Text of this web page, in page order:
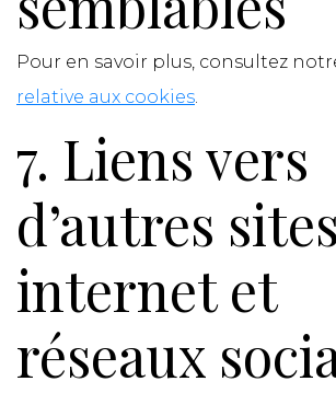
Pour en savoir plus, consultez
relative aux cookies.
7. Liens vers
d’autres sites
internet et
réseaux